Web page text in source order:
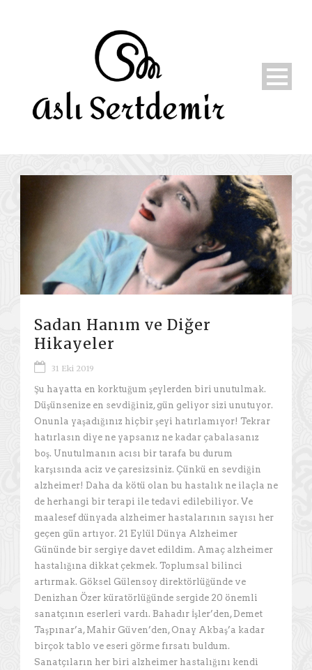
Sadan Hanım ve Diğer
Hikayeler
31 Eki 2019
Şu hayatta en korktuğum şeylerden biri unutulmak.
Düşünsenize en sevdiğiniz, gün geliyor sizi unutuyor.
Onunla yaşadığınız hiçbir şeyi hatırlamıyor! Tekrar
hatırlasın diye ne yapsanız ne kadar çabalasanız
boş. Unutulmanın acısı bir tarafa bu durum
karşısında aciz ve çaresizsiniz. Çünkü en sevdiğin
alzheimer! Daha da kötü olan bu hastalık ne ilaçla ne
de herhangi bir terapi ile tedavi edilebiliyor. Ve
maalesef dünyada alzheimer hastalarının sayısı her
geçen gün artıyor. 21 Eylül Dünya Alzheimer
Gününde bir sergiye davet edildim. Amaç alzheimer
hastalığına dikkat çekmek. Toplumsal bilinci
artırmak. Göksel Gülensoy direktörlüğünde ve
Denizhan Özer küratörlüğünde sergide 20 önemli
sanatçının eserleri vardı. Bahadır İşler’den, Demet
Taşpınar’a, Mahir Güven’den, Onay Akbaş’a kadar
birçok tablo ve eseri görme fırsatı buldum.
Sanatçıların her biri alzheimer hastalığını kendi